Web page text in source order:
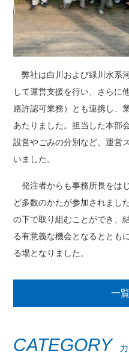
弊社は白川および緑川水系
して運営支援を行い、さらに
路許認可業務）とも連携し、
あたりました。担当した本部
設営やごみの分別など、運営
いました。
発注者からも事務所長をは
ど多数のかたが参加されまし
の下で取り組むことができ、
る有意義な機会となるととも
る場となりました。
一
CATEGORY